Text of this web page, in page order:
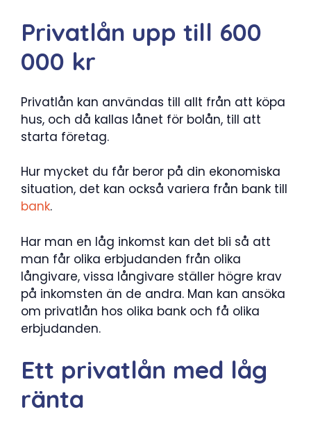
Privatlån upp till 600
000 kr
Privatlån kan användas till allt från att köpa
hus, och då kallas lånet för bolån, till att
starta företag.
Hur mycket du får beror på din ekonomiska
situation, det kan också variera från bank till
bank.
Har man en låg inkomst kan det bli så att
man får olika erbjudanden från olika
långivare, vissa långivare ställer högre krav
på inkomsten än de andra. Man kan ansöka
om privatlån hos olika bank och få olika
erbjudanden.
Ett privatlån med låg
ränta